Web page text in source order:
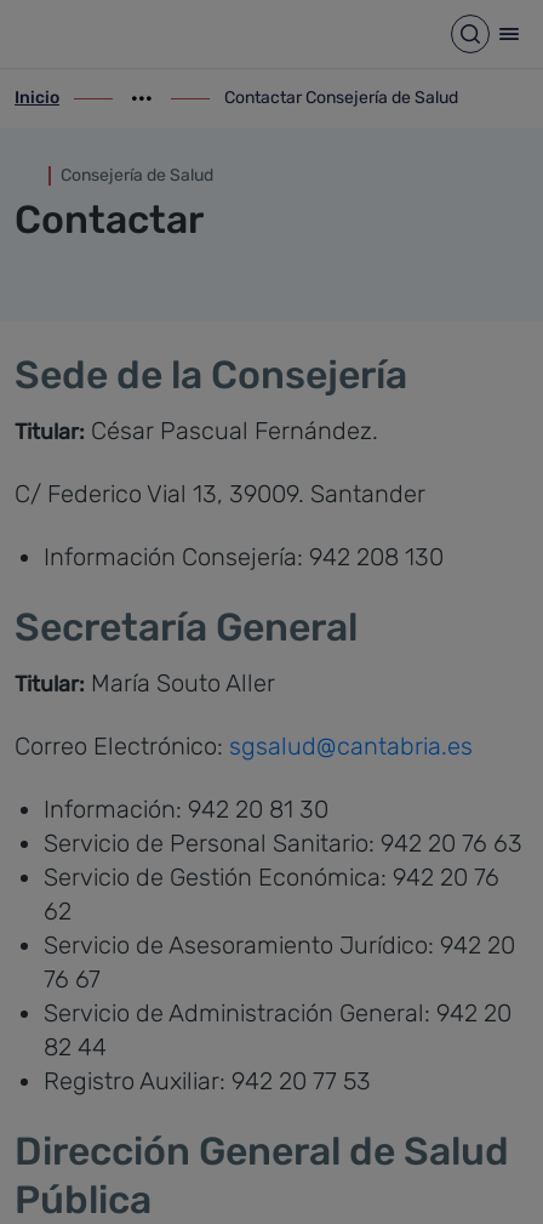
Contactar Consejería de Abrir
ir-a inicio
Inicio
Mostrar opciones del camino de migas
ir-a Contactar Consejería de Salud
Contactar Consejería de Salud
Consejería de Salud
Contactar
Sede de la Consejería
Titular: César Pascual Fernández.
C/ Federico Vial 13, 39009. Santander
Información Consejería: 942 208 130
Secretaría General
Titular: María Souto Aller
Correo Electrónico: sgsalud@cantabria.es
Información: 942 20 81 30
Servicio de Personal Sanitario: 942 20 76 63
Servicio de Gestión Económica: 942 20 76
62
Servicio de Asesoramiento Jurídico: 942 20
76 67
Servicio de Administración General: 942 20
82 44
Registro Auxiliar: 942 20 77 53
Dirección General de Salud
Pública